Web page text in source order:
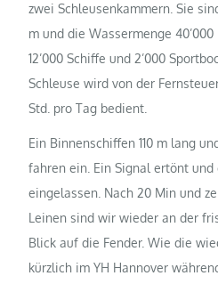
zwei Schleusenkammern. Sie
m und die Wassermenge
12’000 Schiffe und 2’000
Schleuse wird von der
Std. pro Tag bedient.
Ein Binnenschiffen 110 m lang
fahren ein. Ein Signal ertönt
eingelassen. Nach 20 Min und
Leinen sind wir wieder an der
Blick auf die Fender. Wie die
kürzlich im YH Hannover